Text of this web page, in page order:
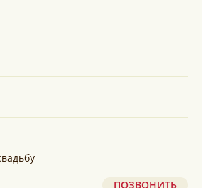
ПОЗВОНИТЬ